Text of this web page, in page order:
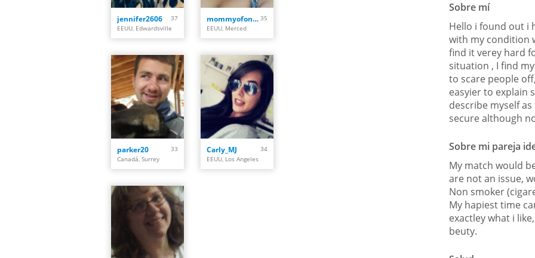
jennifer2606
37
EEUU, Edwardsville
mommyofonly2 35
EEUU, Merced
parker20
33
Canadá, Surrey
Carly_MJ
34
EEUU, Los Angeles
Sobre mí
Hello i found out i
with my condition
find it verey hard
situation , I find
to scare people
easyier to explain
describe myself
secure although
Sobre mi pareja
My match would
are not an issue,
Non smoker
My hapiest time
exactley what i
beuty.